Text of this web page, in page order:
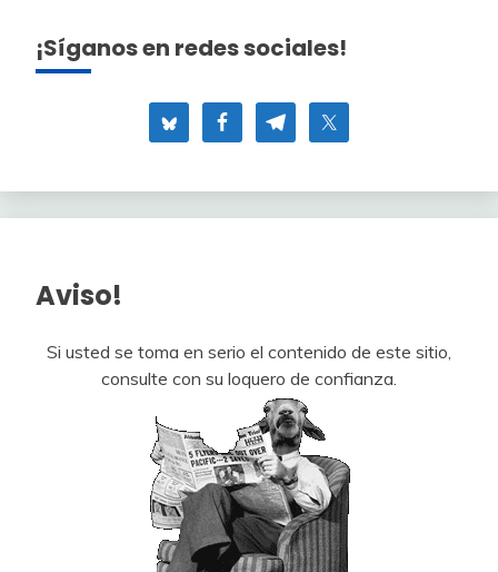
¡Síganos en redes sociales!
Aviso!
Si usted se toma en serio el contenido de este sitio,
consulte con su loquero de confianza.